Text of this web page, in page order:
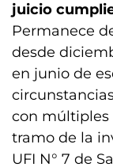
juicio
Permanece
desde
en junio de
con múltiples
tramo de la
UFI N° 7 de